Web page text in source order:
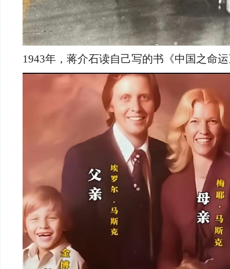
1943年，蒋介石读自己写的书《中国之命